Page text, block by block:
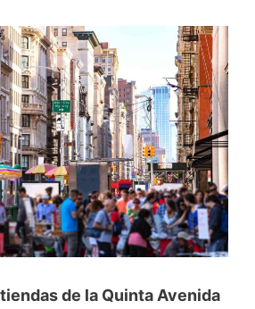
de la Quinta Avenida